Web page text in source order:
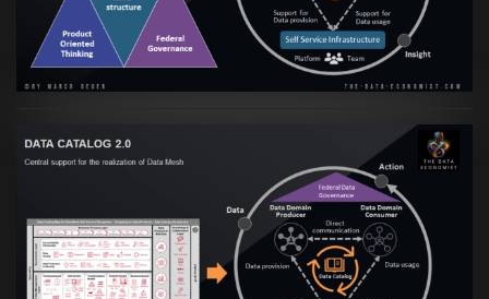
VIEW
Artikel:Data Mesh Ökosysteme: Die
Transformation zur Data Inspired Human
Culture